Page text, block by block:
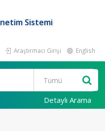
Sistemi
Araştırmacı Girişi English
Detaylı Arama